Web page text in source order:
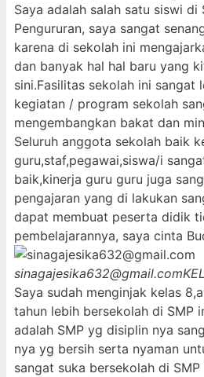
Saya adalah salah satu siswi di
Pengururan, saya sangat
karena di sekolah ini
dan banyak hal hal baru yang
sini.Fasilitas sekolah ini sangat
kegiatan / program sekolah
mengembangkan bakat dan
Seluruh anggota sekolah baik
guru,staf,pegawai,siswa/i
baik,kinerja guru guru juga
pengajaran yang di lakukan
dapat membuat peserta didik
pembelajarannya, saya cinta
sinagajesika632@gmail.com
Saya sudah menginjak kelas
tahun lebih bersekolah di SMP
adalah SMP yg disiplin nya
nya yg bersih serta nyaman
sangat suka bersekolah di